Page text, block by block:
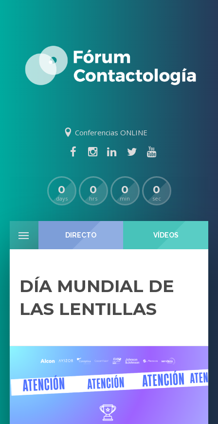
Conferencias ONLINE
0
days
0
hrs
0
min
0
sec
DIRECTO VÍDEOS
DÍA MUNDIAL DE
LAS LENTILLAS